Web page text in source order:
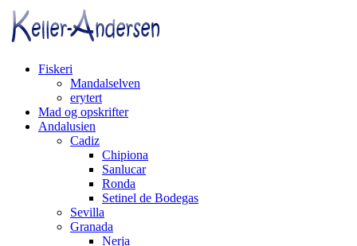
Fiskeri
Mandalselven
erytert
Mad og opskrifter
Andalusien
Cadiz
Chipiona
Sanlucar
Ronda
Setinel de Bodegas
Sevilla
Granada
Nerja